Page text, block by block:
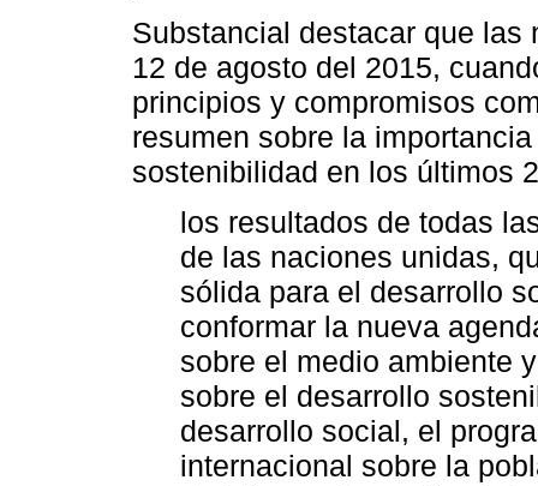
Substancial destacar que
12 de agosto del 2015,
principios y compromisos
resumen sobre la
sostenibilidad en los últimos
los resultados de todas
de las naciones unidas,
sólida para el desarrollo
conformar la nueva
sobre el medio ambiente
sobre el desarrollo
desarrollo social, el
internacional sobre la